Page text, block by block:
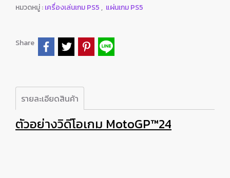
หมวดหมู่ :เครื่องเล่นเกม PS5 , แผ่นเกม PS5
Share
รายละเอียดสินค้า
ตัวอย่างวิดีโอเกม MotoGP™24